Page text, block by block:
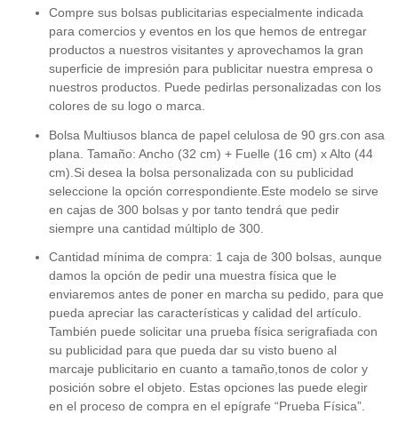
Compre sus bolsas publicitarias especialmente indicada
para comercios y eventos en los que hemos de entregar
productos a nuestros visitantes y aprovechamos la gran
superficie de impresión para publicitar nuestra empresa o
nuestros productos. Puede pedirlas personalizadas con los
colores de su logo o marca.
Bolsa Multiusos blanca de papel celulosa de 90 grs.con asa
plana. Tamaño: Ancho (32 cm) + Fuelle (16 cm) x Alto (44
cm).Si desea la bolsa personalizada con su publicidad
seleccione la opción correspondiente.Este modelo se sirve
en cajas de 300 bolsas y por tanto tendrá que pedir
siempre una cantidad múltiplo de 300.
Cantidad mínima de compra: 1 caja de 300 bolsas, aunque
damos la opción de pedir una muestra física que le
enviaremos antes de poner en marcha su pedido, para que
pueda apreciar las características y calidad del artículo.
También puede solicitar una prueba física serigrafiada con
su publicidad para que pueda dar su visto bueno al
marcaje publicitario en cuanto a tamaño,tonos de color y
posición sobre el objeto. Estas opciones las puede elegir
en el proceso de compra en el epígrafe “Prueba Física”.